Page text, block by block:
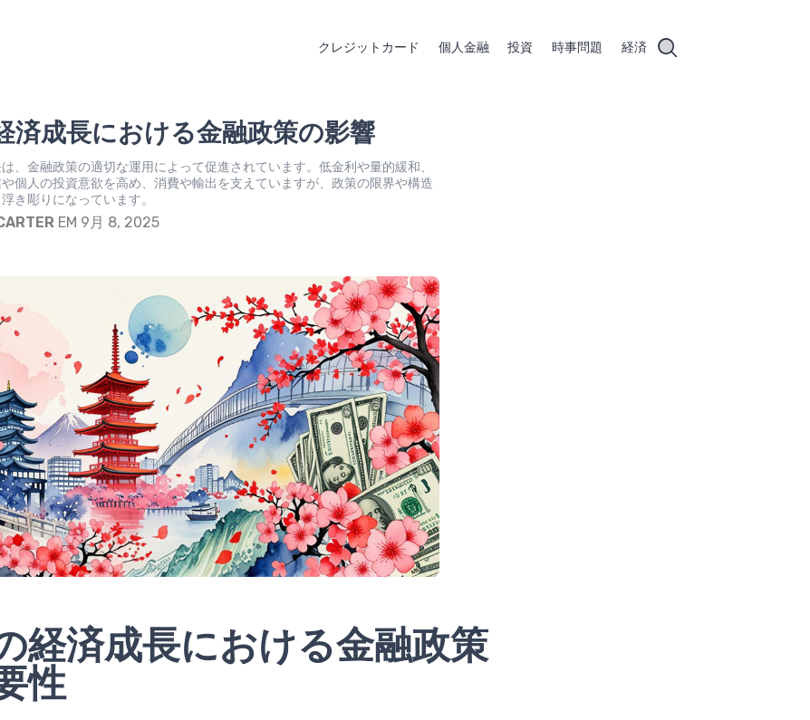
クレジットカード 個人金融 投資 時事問題 経済
済成長における金融政策の影響
、金融政策の適切な運用によって促進されています。低金利や量的緩和、
個人の投資意欲を高め、消費や輸出を支えていますが、政策の限界や構造
き彫りになっています。
EM 9月 8, 2025
経済成長における金融政策
性